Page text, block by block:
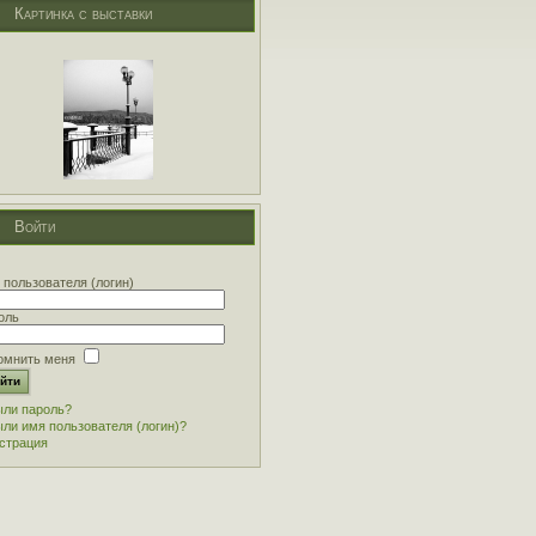
Картинка с выставки
Войти
(логин)
меня
пароль?
имя пользователя (логин)?